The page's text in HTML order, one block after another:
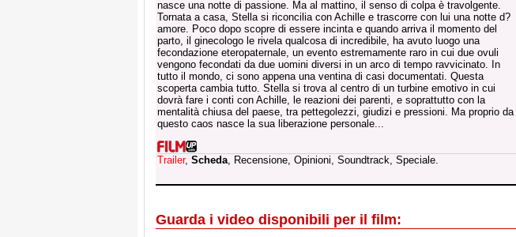
nasce una notte di passione. Ma al mattino, il senso di colpa è travolgente.
Tornata a casa, Stella si riconcilia con Achille e trascorre con lui una notte d?
amore. Poco dopo scopre di essere incinta e quando arriva il momento del
parto, il ginecologo le rivela qualcosa di incredibile, ha avuto luogo una
fecondazione eteropaternale, un evento estremamente raro in cui due ovuli
vengono fecondati da due uomini diversi in un arco di tempo ravvicinato. In
tutto il mondo, ci sono appena una ventina di casi documentati. Questa
scoperta cambia tutto. Stella si trova al centro di un turbine emotivo in cui
dovrà fare i conti con Achille, le reazioni dei parenti, e soprattutto con la
mentalità chiusa del paese, tra pettegolezzi, giudizi e pressioni. Ma proprio da
questo caos nasce la sua liberazione personale...
Trailer, Scheda, Recensione, Opinioni, Soundtrack, Speciale.
Guarda i video disponibili per il film: